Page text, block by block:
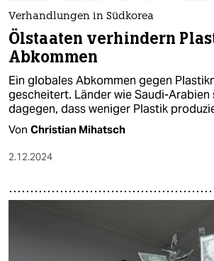
Verhandlungen in Südkorea
Ölstaaten verhindern
Abkommen
Ein globales Abkommen gegen
gescheitert. Länder wie Saudi-Arabien
dagegen, dass weniger Plastik
Von Christian Mihatsch
2.12.2024